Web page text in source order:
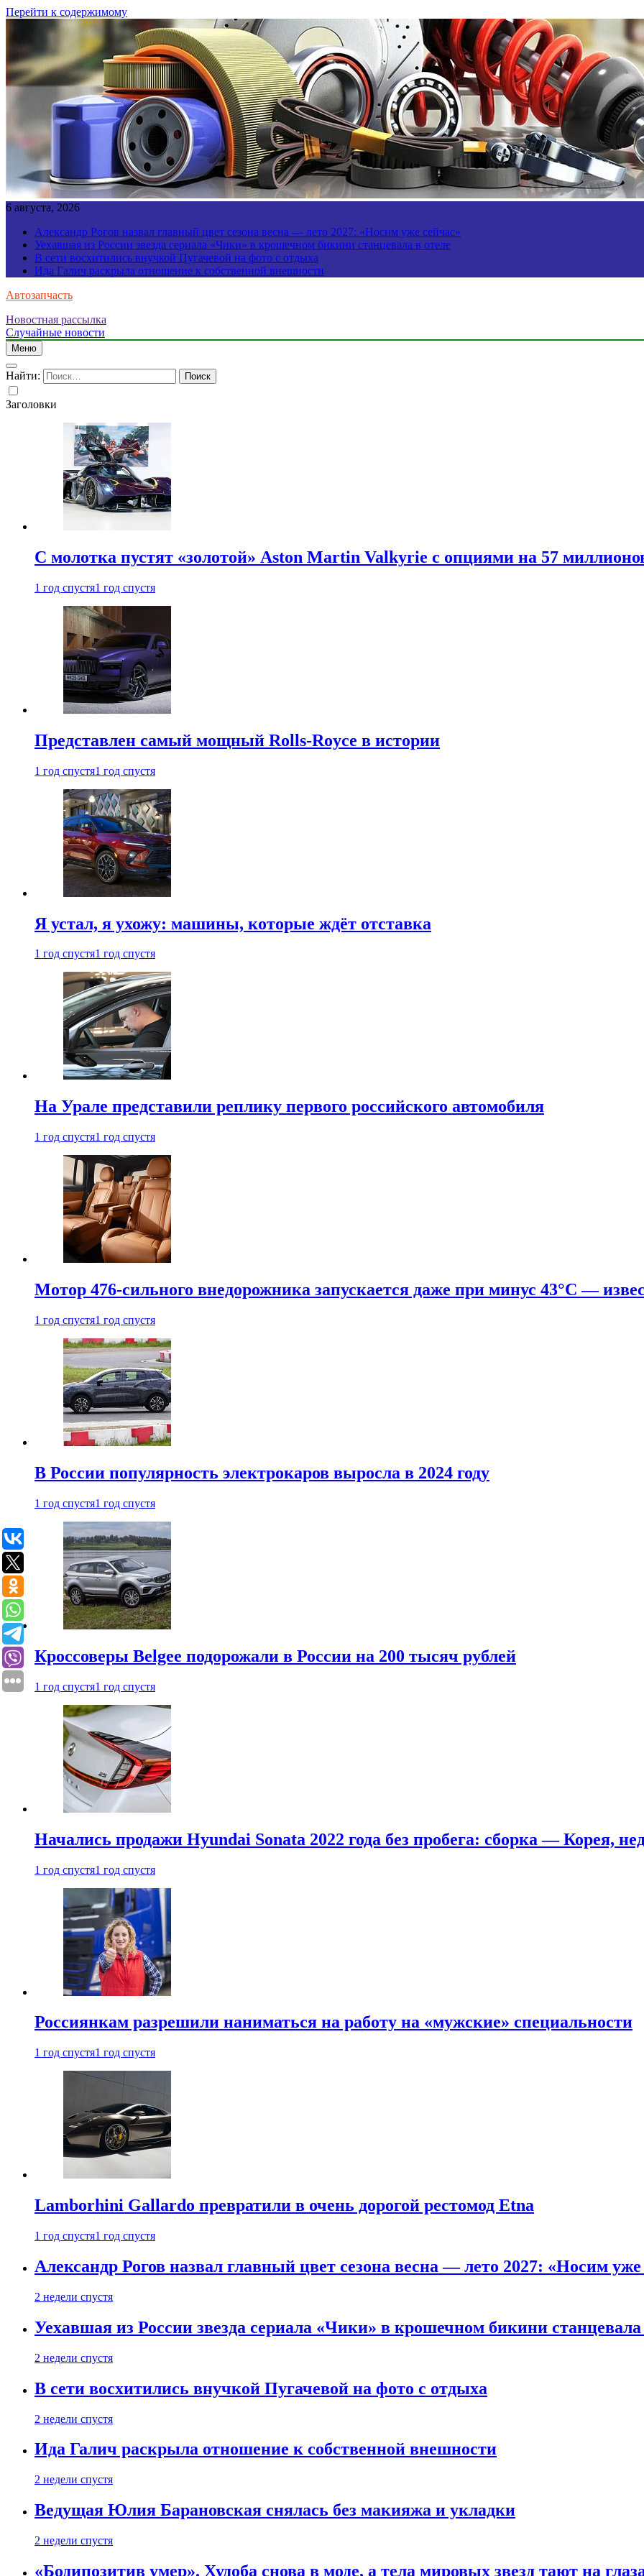
Перейти к содержимому
6 августа, 2026
Александр Рогов назвал главный цвет сезона весна — лето 2027: «Носим уже сейчас»
Уехавшая из России звезда сериала «Чики» в крошечном бикини станцевала в отеле
В сети восхитились внучкой Пугачевой на фото с отдыха
Ида Галич раскрыла отношение к собственной внешности
Автозапчасть
Новостная рассылка
Случайные новости
Меню
Найти:
Заголовки
С молотка пустят «золотой» Aston Martin Valkyrie с опциями на 57
1 год спустя1 год спустя
Представлен самый мощный Rolls-Royce в истории
1 год спустя1 год спустя
Я устал, я ухожу: машины, которые ждёт отставка
1 год спустя1 год спустя
На Урале представили реплику первого российского автомобиля
1 год спустя1 год спустя
Мотор 476-сильного внедорожника запускается даже при минус 43°С —
1 год спустя1 год спустя
В России популярность электрокаров выросла в 2024 году
1 год спустя1 год спустя
Кроссоверы Belgee подорожали в России на 200 тысяч рублей
1 год спустя1 год спустя
Начались продажи Hyundai Sonata 2022 года без пробега: сборка — Корея,
1 год спустя1 год спустя
Россиянкам разрешили наниматься на работу на «мужские» специальности
1 год спустя1 год спустя
Lamborhini Gallardo превратили в очень дорогой рестомод Etna
1 год спустя1 год спустя
Александр Рогов назвал главный цвет сезона весна — лето 2027: «Носим уже
2 недели спустя
Уехавшая из России звезда сериала «Чики» в крошечном бикини станцевала
2 недели спустя
В сети восхитились внучкой Пугачевой на фото с отдыха
2 недели спустя
Ида Галич раскрыла отношение к собственной внешности
2 недели спустя
Ведущая Юлия Барановская снялась без макияжа и укладки
2 недели спустя
«Бодипозитив умер». Худоба снова в моде, а тела мировых звезд тают на